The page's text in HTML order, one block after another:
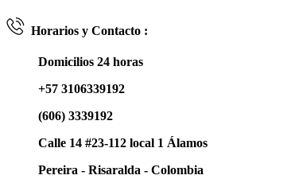
Horarios y Contacto :
Domicilios 24 horas
+57 3106339192
(606) 3339192
Calle 14 #23-112 local 1 Álamos
Pereira - Risaralda - Colombia